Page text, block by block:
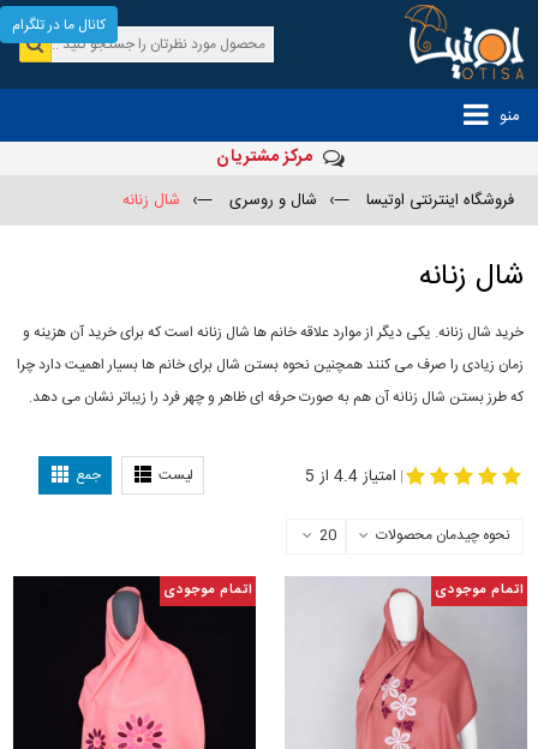
منو
مرکز مشتریان
فروشگاه اینترنتی اوتیسا —› شال و روسری —› شال زنانه
شال زنانه
خرید شال زنانه. یکی دیگر از موارد علاقه خانم ها شال زنانه است که برای خرید آن هزینه و
زمان زیادی را صرف می کنند همچنین نحوه بستن شال برای خانم ها بسیار اهمیت دارد چرا
که طرز بستن شال زنانه آن هم به صورت حرفه ای ظاهر و چهر فرد را زیباتر نشان می دهد.
لیست جمع | امتیاز 4.4 از 5
نحوه چیدمان محصولات 20
اتمام موجودی اتمام موجودی
کانال ما در تلگرام